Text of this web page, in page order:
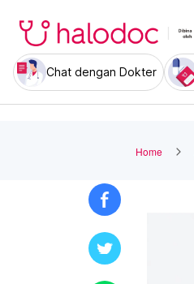
Chat dengan Dokter
Home